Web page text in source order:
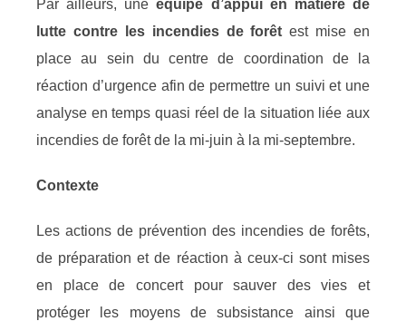
Par ailleurs, uneéquipe d’appui en matière de
lutte contre les incendies de forêt est mise en
place au sein du centre de coordination de la
réaction d’urgence afin de permettre un suivi et une
analyse en temps quasi réel de la situation liée aux
incendies de forêt de la mi-juin à la mi-septembre.
Contexte
Les actions de prévention des incendies de forêts,
de préparation et de réaction à ceux-ci sont mises
en place de concert pour sauver des vies et
protéger les moyens de subsistance ainsi que